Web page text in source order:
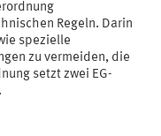
Regeln. Darin
spezielle
zu vermeiden, die
setzt zwei EG-